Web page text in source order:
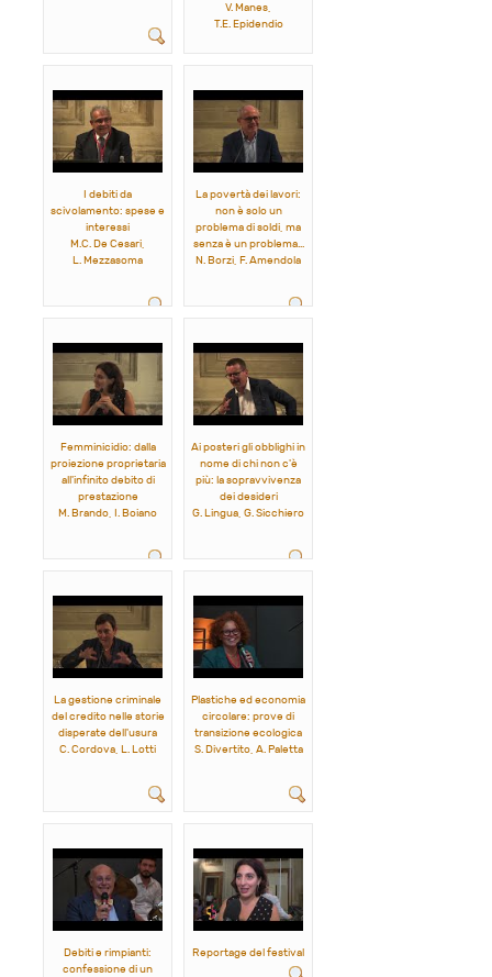
V. Manes,
T.E. Epidendio
I debiti da
scivolamento: spese e
interessi
M.C. De Cesari,
L. Mezzasoma
La povertà dei lavori:
non è solo un
problema di soldi, ma
senza è un problema...
N. Borzi, F. Amendola
Femminicidio: dalla
proiezione proprietaria
all'infinito debito di
prestazione
M. Brando, I. Boiano
Ai posteri gli obblighi in
nome di chi non c'è
più: la sopravvivenza
dei desideri
G. Lingua, G. Sicchiero
La gestione criminale
del credito nelle storie
disperate dell'usura
C. Cordova, L. Lotti
Plastiche ed economia
circolare: prove di
transizione ecologica
S. Divertito, A. Paletta
Debiti e rimpianti:
confessione di un
Reportage del festival